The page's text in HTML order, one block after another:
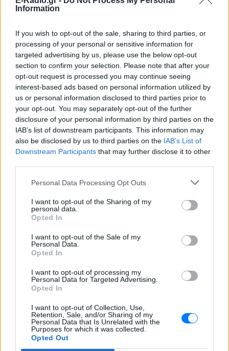
Information
If you wish to opt-out of the sale, sharing to third parties, or
processing of your personal or sensitive information for
targeted advertising by us, please use the below opt-out
section to confirm your selection. Please note that after your
opt-out request is processed you may continue seeing
interest-based ads based on personal information utilized by
us or personal information disclosed to third parties prior to
your opt-out. You may separately opt-out of the further
disclosure of your personal information by third parties on the
IAB’s list of downstream participants. This information may
also be disclosed by us to third parties on the IAB’s List of
Downstream Participants that may further disclose it to other
Personal Data Processing Opt Outs
I want to opt-out of the Sharing of my
personal data.
Opted In
I want to opt-out of the Sale of my
Personal Data.
Opted In
I want to opt-out of processing my
Personal Data for Targeted Advertising.
Opted In
I want to opt-out of Collection, Use,
Retention, Sale, and/or Sharing of my
Personal Data that Is Unrelated with the
Purposes for which it was collected.
Opted Out
Ακολουθήστε το E-Radio.gr στοGoogle News
και μάθετε πρώτοιτα πιο hot νέα.
Για ακόμη περισσότερα νέα, μπείτε στηνροή
ειδήσεωντου E-Daily.gr
Ακολουθήστε το E-Radio.gr και στο Instagram
ΔΙΑΦΗΜΙΣΗ